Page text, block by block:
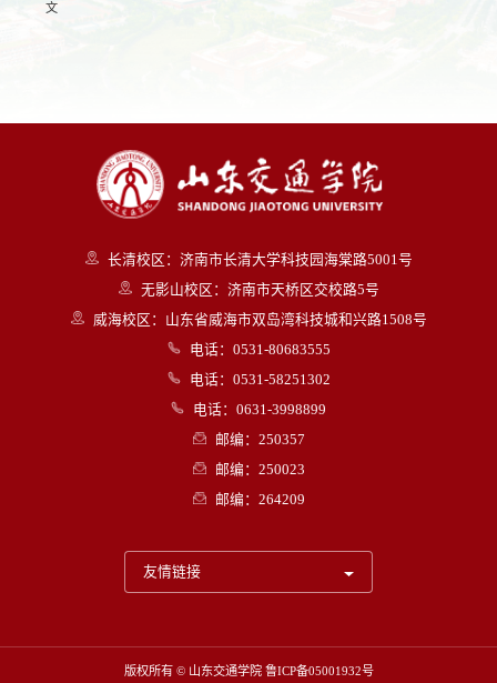
文
长清校区：济南市长清大学科技园海棠路5001号
无影山校区：济南市天桥区交校路5号
威海校区：山东省威海市双岛湾科技城和兴路1508号
电话：0531-80683555
电话：0531-58251302
电话：0631-3998899
邮编：250357
邮编：250023
邮编：264209
友情链接
版权所有 © 山东交通学院 鲁ICP备05001932号